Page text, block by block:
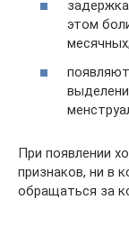
этом
месячных;
При появлении
признаков, ни в
обращаться за